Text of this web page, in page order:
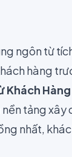
ngôn từ
hàng
Khách Hàng
tảng
nhất,